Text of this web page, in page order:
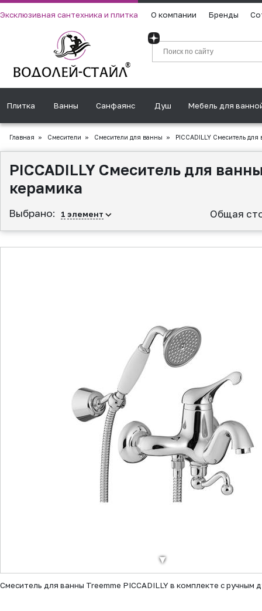
Эксклюзивная сантехника и плитка О компании Бренды
Плитка Ванны Санфаянс Душ Мебель для
Главная » Смесители » Смесители для ванны » PICCADILLY Смеситель
PICCADILLY Смеситель для
керамика
Выбрано: 1 элемент Общая
▼
Смеситель для ванны Treemme PICCADILLY в комплекте с